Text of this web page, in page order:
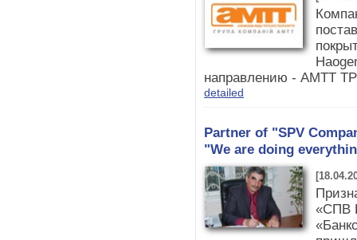
направлению - АМТТ
detailed
Partner of "SPV
"We are doing
«СПВ